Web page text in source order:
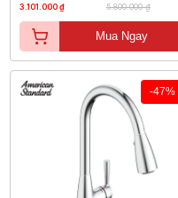
3.101.000 ₫ 5.800.000 ₫
Mua Ngay
-47%